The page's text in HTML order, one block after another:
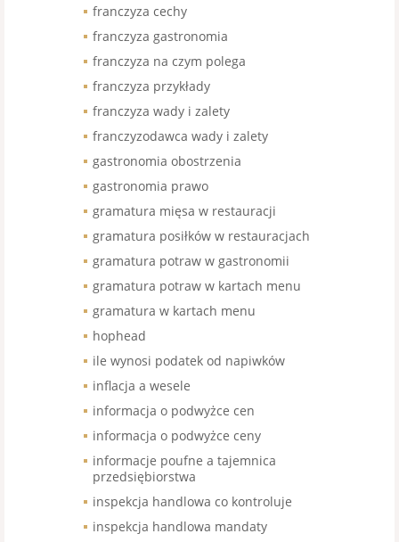
franczyza cechy
franczyza gastronomia
franczyza na czym polega
franczyza przykłady
franczyza wady i zalety
franczyzodawca wady i zalety
gastronomia obostrzenia
gastronomia prawo
gramatura mięsa w restauracji
gramatura posiłków w restauracjach
gramatura potraw w gastronomii
gramatura potraw w kartach menu
gramatura w kartach menu
hophead
ile wynosi podatek od napiwków
inflacja a wesele
informacja o podwyżce cen
informacja o podwyżce ceny
informacje poufne a tajemnica
przedsiębiorstwa
inspekcja handlowa co kontroluje
inspekcja handlowa mandaty